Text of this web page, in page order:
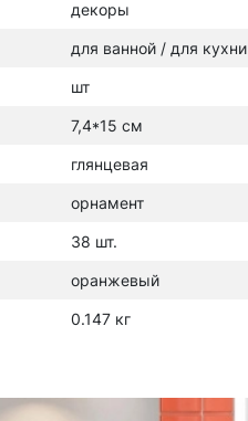
декоры
для ванной / для кухни
шт
7,4*15 см
глянцевая
орнамент
38 шт.
оранжевый
0.147 кг